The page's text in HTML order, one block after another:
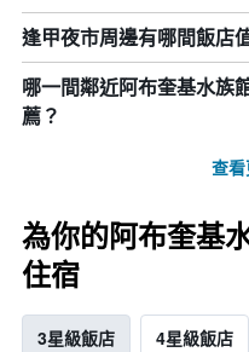
逢甲夜市周邊有哪間飯店
哪一間鄰近阿布奎基水族
薦？
查
為你的阿布奎基
住宿
3星級飯店 4星級飯店